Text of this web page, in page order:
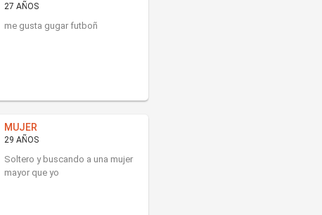
27 AÑOS
me gusta gugar futboñ
MUJER
29 AÑOS
Soltero y buscando a una mujer
mayor que yo